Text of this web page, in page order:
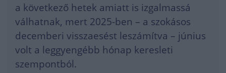
a következő hetek amiatt is izgalmassá
válhatnak, mert 2025-ben – a szokásos
decemberi visszaesést leszámítva – június
volt a leggyengébb hónap keresleti
szempontból.